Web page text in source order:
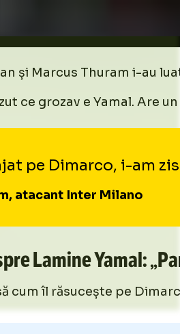
și Marcus Thuram i-au
ce grozav e Yamal. Are
pe Dimarco, i-am
atacant Inter Milano
Lamine Yamal:
cum îl răsucește pe